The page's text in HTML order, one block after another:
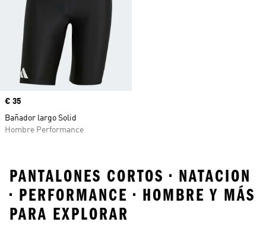
Precio
€ 35
Bañador largo Solid
Hombre Performance
PANTALONES CORTOS • NATACION
• PERFORMANCE • HOMBRE Y MÁS
PARA EXPLORAR